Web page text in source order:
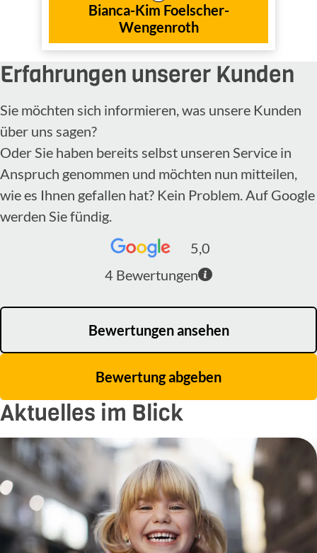
Bianca-Kim Foelscher-
Wengenroth
Erfahrungen unserer Kunden
Sie möchten sich informieren, was unsere Kunden
über uns sagen?
Oder Sie haben bereits selbst unseren Service in
Anspruch genommen und möchten nun mitteilen,
wie es Ihnen gefallen hat? Kein Problem. Auf Google
werden Sie fündig.
5,0
4 Bewertungen
Bewertungen ansehen
Bewertung abgeben
Aktuelles im Blick